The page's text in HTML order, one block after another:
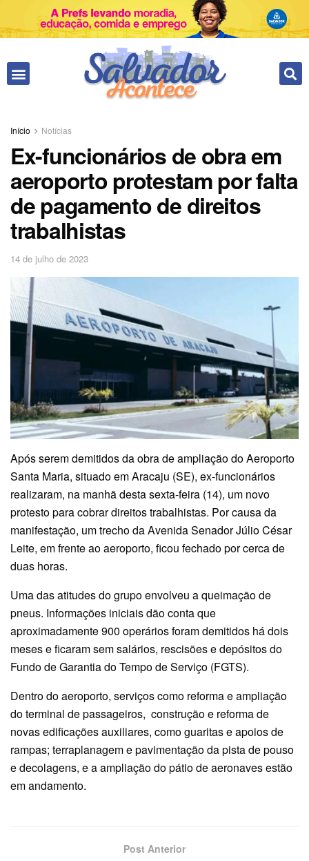
Início Notícias
Ex-funcionários de obra em
aeroporto protestam por falta
de pagamento de direitos
trabalhistas
14 de julho de 2023
Após serem demitidos da obra de ampliação do Aeroporto
Santa Maria, situado em Aracaju (SE), ex-funcionários
realizaram, na manhã desta sexta-feira (14), um novo
protesto para cobrar direitos trabalhistas. Por causa da
manifestação, um trecho da Avenida Senador Júlio César
Leite, em frente ao aeroporto, ficou fechado por cerca de
duas horas.
Uma das atitudes do grupo envolveu a queimação de
pneus. Informações iniciais dão conta que
aproximadamente 900 operários foram demitidos há dois
meses e ficaram sem salários, rescisões e depósitos do
Fundo de Garantia do Tempo de Serviço (FGTS).
Dentro do aeroporto, serviços como reforma e ampliação
do terminal de passageiros, construção e reforma de
novas edificações auxiliares, como guaritas e apoios de
rampas; terraplanagem e pavimentação da pista de pouso
e decolagens, e a ampliação do pátio de aeronaves estão
em andamento.
Post Anterior